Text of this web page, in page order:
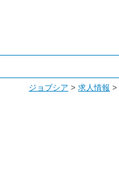
ジョブシア > 求人情報 >